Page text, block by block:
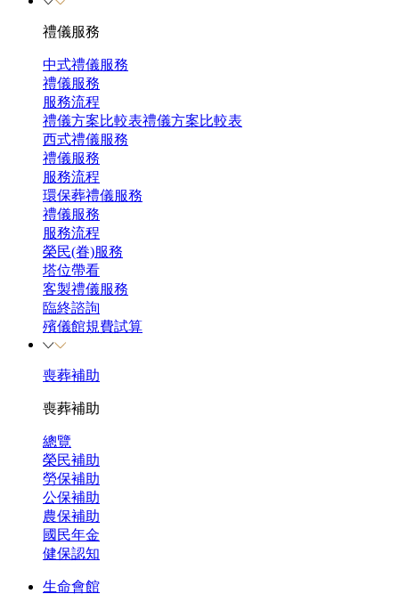
禮儀服務
中式禮儀服務
禮儀服務
服務流程
禮儀方案比較表禮儀方案比較表
西式禮儀服務
禮儀服務
服務流程
環保葬禮儀服務
禮儀服務
服務流程
榮民(眷)服務
塔位帶看
客製禮儀服務
臨終諮詢
殯儀館規費試算
喪葬補助
喪葬補助
總覽
榮民補助
勞保補助
公保補助
農保補助
國民年金
健保認知
生命會館